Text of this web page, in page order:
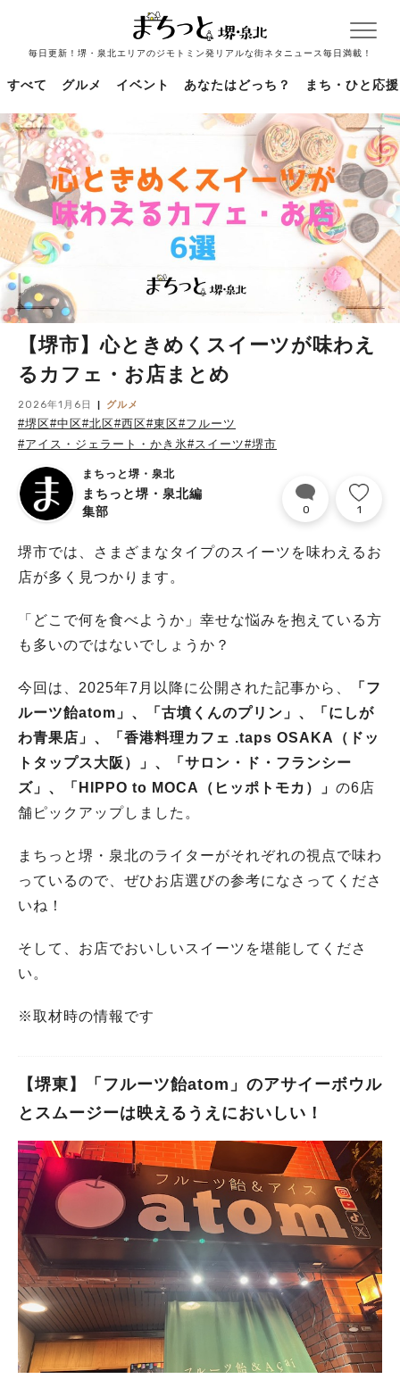
毎日更新！堺・泉北エリアのジモトミン発リアルな街ネタニュース毎日満載！
すべて グルメ イベント あなたはどっち？ まち・ひと応援
【堺市】心ときめくスイーツが味わえ
るカフェ・お店まとめ
2026年1月6日 グルメ
#堺区#中区#北区#西区#東区#フルーツ
#アイス・ジェラート・かき氷#スイーツ#堺市
まちっと堺・泉北
まちっと堺・泉北編
集部
0 1
堺市では、さまざまなタイプのスイーツを味わえるお
店が多く見つかります。
「どこで何を食べようか」幸せな悩みを抱えている方
も多いのではないでしょうか？
今回は、2025年7月以降に公開された記事から、
「フ
ルーツ飴atom」、「古墳くんのプリン」、
「にしが
わ青果店」、
「香港料理カフェ .taps OSAKA（ドッ
トタップス大阪）」、「サロン・ド・フランシー
ズ」、「HIPPO to MOCA（ヒッポトモカ）」 の6店
舗ピックアップしました。
まちっと堺・泉北のライターがそれぞれの視点で味わ
っているので、ぜひお店選びの参考になさってくださ
いね！
そして、お店でおいしいスイーツを堪能してくださ
い。
※取材時の情報です
【堺東】「フルーツ飴atom」のアサイーボウル
とスムージーは映えるうえにおいしい！